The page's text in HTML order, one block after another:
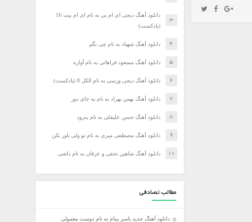
دانلود آهنگ دیجی ای ام بی به نام ای ام بیت 16
(پادکست)
دانلود آهنگ شهیاد به نام چی بگم
دانلود آهنگ مسعود فراهانی به نام آواره
دانلود آهنگ دیجی ورسی به نام الکل 8 (پادکست)
دانلود آهنگ بهمن بهراد به نام یه جای دور
دانلود آهنگ حسن علیقلی به نام بدرود
دانلود آهنگ مصطفی میری به نام تو ولی باور نکن
دانلود آهنگ شاهین نجفی و عرفان به نام داشی
مطالب تصادفی
دانلود آهنگ جدید یاسر بینام به نام دوست معمولی